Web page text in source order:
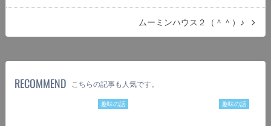
ムーミンハウス２（＾＾）♪
RECOMMEND こちらの記事も人気です。
趣味の話 趣味の話